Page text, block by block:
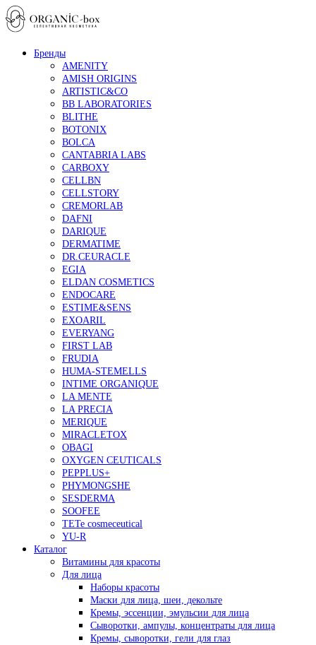
Бренды
AMENITY
AMISH ORIGINS
ARTISTIC&CO
BB LABORATORIES
BLITHE
BOTONIX
BOLCA
CANTABRIA LABS
CARBOXY
CELLBN
CELLSTORY
CREMORLAB
DAFNI
DARIQUE
DERMATIME
DR.CEURACLE
EGIA
ELDAN COSMETICS
ENDOCARE
ESTIME&SENS
EXOARIL
EVERYANG
FIRST LAB
FRUDIA
HUMA-STEMELLS
INTIME ORGANIQUE
LA MENTE
LA PRECIA
MERIQUE
MIRACLETOX
OBAGI
OXYGEN CEUTICALS
PEPPLUS+
PHYMONGSHE
SESDERMA
SOOFEE
TETe cosmeceutical
YU-R
Каталог
Витамины для красоты
Для лица
Наборы красоты
Маски для лица, шеи, декольте
Кремы, эссенции, эмульсии для лица
Сыворотки, ампулы, концентраты для лица
Кремы, сыворотки, гели для глаз